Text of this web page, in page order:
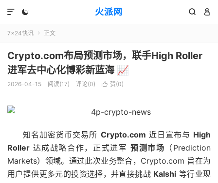
火派网
  

7×24快讯  正文
Crypto.com布局预测市场，联手High Roller
进军去中心化博彩新蓝海 📈
2026-04-15 阅读(17) 评论(0)  赞(0)
知名加密货币交易所 Crypto.com 近日宣布与 High
Roller 达成战略合作，正式进军 预测市场 （Prediction
Markets）领域。通过此次业务整合，Crypto.com 旨在为
用户提供更多元的投资选择，并直接挑战 Kalshi 等行业现